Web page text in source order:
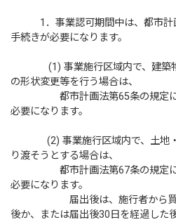
1．事業認可期間中は、都市計
手続きが必要になります。
(1) 事業施行区域内で、建築物
の形状変更等を行う場合は、
都市計画法第65条の規定に基
必要になります。
(2) 事業施行区域内で、土地・
り渡そうとする場合は、
都市計画法第67条の規定に基
必要になります。
届出後は、施行者から買取
後か、または届出後30日を経過した